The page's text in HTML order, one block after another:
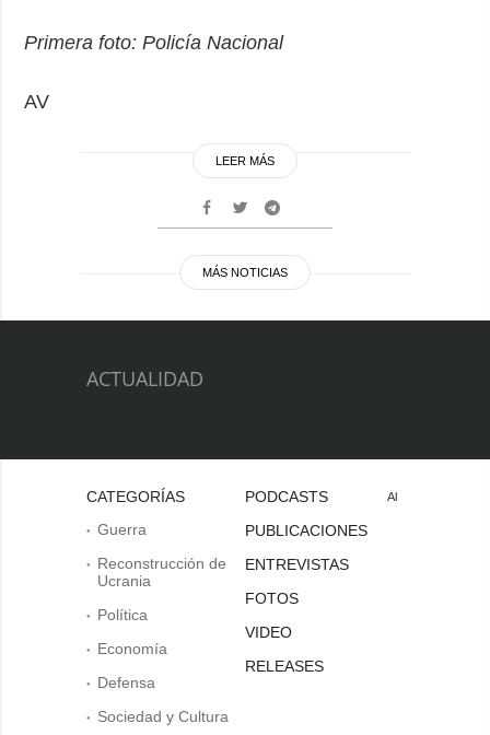
Primera foto: Policía Nacional
AV
LEER MÁS
MÁS NOTICIAS
ACTUALIDAD
CATEGORÍAS
Guerra
Reconstrucción de
Ucrania
Política
Economía
Defensa
Sociedad y Cultura
PODCASTS
PUBLICACIONES
ENTREVISTAS
FOTOS
VIDEO
RELEASES
Al